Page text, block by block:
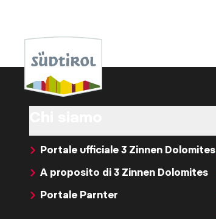
Portale ufficiale 3 Zinnen Dolomites
A proposito di 3 Zinnen Dolomites
Portale Parnter